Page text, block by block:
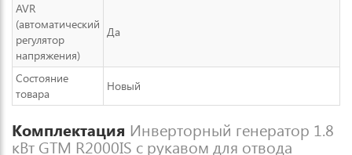
AVR
(автоматический
регулятор
напряжения)
Да
Состояние
товара
Новый
Комплектация Инверторный генератор 1.8
кВт GTM R2000IS с рукавом для отвода